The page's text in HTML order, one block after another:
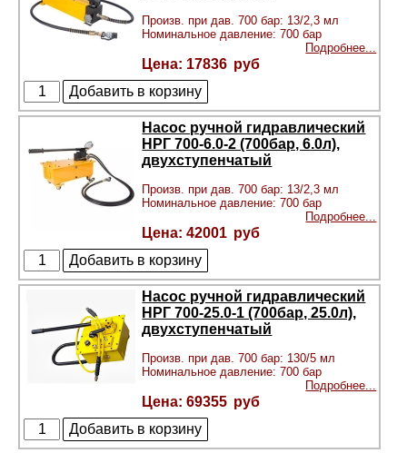
Произв. при дав. 700 бар: 13/2,3 мл
Номинальное давление: 700 бар
Подробнее...
17836
Насос ручной гидравлический
НРГ 700-6.0-2 (700бар, 6.0л),
двухступенчатый
Произв. при дав. 700 бар: 13/2,3 мл
Номинальное давление: 700 бар
Подробнее...
42001
Насос ручной гидравлический
НРГ 700-25.0-1 (700бар, 25.0л),
двухступенчатый
Произв. при дав. 700 бар: 130/5 мл
Номинальное давление: 700 бар
Подробнее...
69355